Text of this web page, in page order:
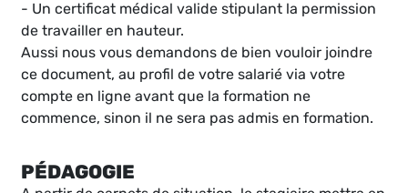
- Un certificat médical valide stipulant la permission
de travailler en hauteur.
Aussi nous vous demandons de bien vouloir joindre
ce document, au profil de votre salarié via votre
compte en ligne avant que la formation ne
commence, sinon il ne sera pas admis en formation.
PÉDAGOGIE